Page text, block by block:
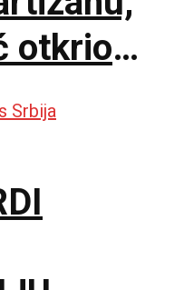
otkrio